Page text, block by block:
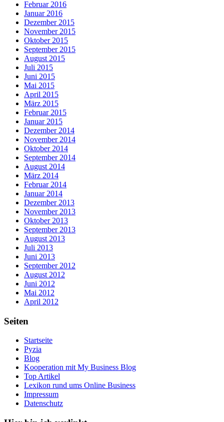
Februar 2016
Januar 2016
Dezember 2015
November 2015
Oktober 2015
September 2015
August 2015
Juli 2015
Juni 2015
Mai 2015
April 2015
März 2015
Februar 2015
Januar 2015
Dezember 2014
November 2014
Oktober 2014
September 2014
August 2014
März 2014
Februar 2014
Januar 2014
Dezember 2013
November 2013
Oktober 2013
September 2013
August 2013
Juli 2013
Juni 2013
September 2012
August 2012
Juni 2012
Mai 2012
April 2012
Seiten
Startseite
Pyzia
Blog
Kooperation mit My Business Blog
Top Artikel
Lexikon rund ums Online Business
Impressum
Datenschutz